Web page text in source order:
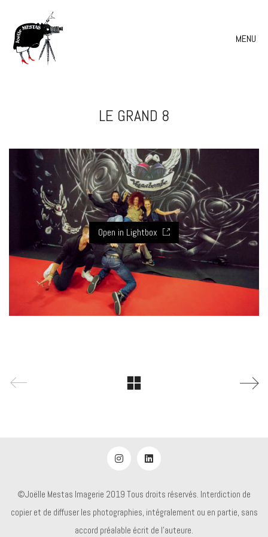
MENU
LE GRAND 8
Open in Lightbox
©Joëlle Mestas Imagerie 2019 Tous droits réservés. Interdiction de
copier et de diffuser les photographies, intégralement ou en partie, sans
accord préalable écrit de l'auteure.